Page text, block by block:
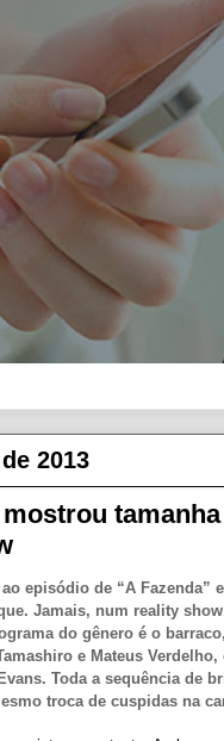
2013
mostrou
episódio de “A Fazenda”
Jamais, num reality
do gênero é o
e Mateus
Toda a sequência de
troca de cuspidas na